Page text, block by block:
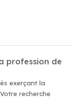
profession de
exerçant la
recherche